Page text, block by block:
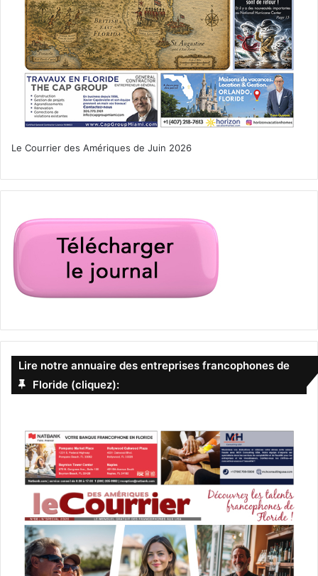
Le Courrier des Amériques de Juin 2026
Lire notre annuaire des entreprises francophones de
Floride (cliquez):